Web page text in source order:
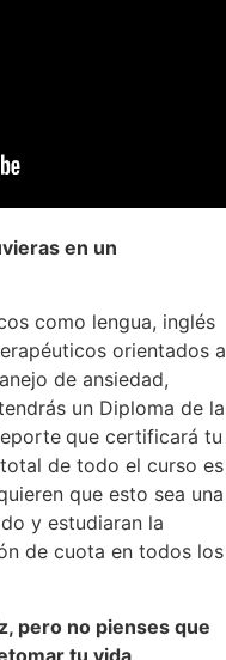
en un
como lengua, inglés
orientados a
de ansiedad,
un Diploma de la
que certificará tu
de todo el curso es
que esto sea una
y estudiaran la
de cuota en todos los
pero no pienses que
tu vida